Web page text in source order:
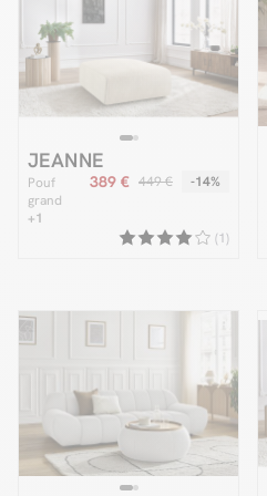
JEANNE
Pouf
grand
JEANNE
389 € 449 € -14%
+1
(1)